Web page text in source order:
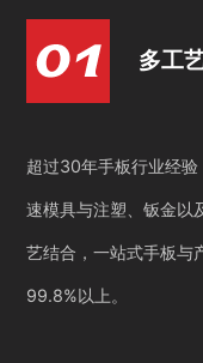
多工
超过30年手板行业经
速模具与注塑、钣金以
艺结合，一站式手板与
99.8%以上。